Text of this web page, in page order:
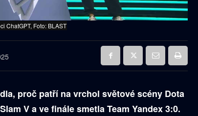
ChatGPT, Foto: BLAST
proč patří na vrchol světové scény Dota
V a ve finále smetla Team Yandex 3:0.